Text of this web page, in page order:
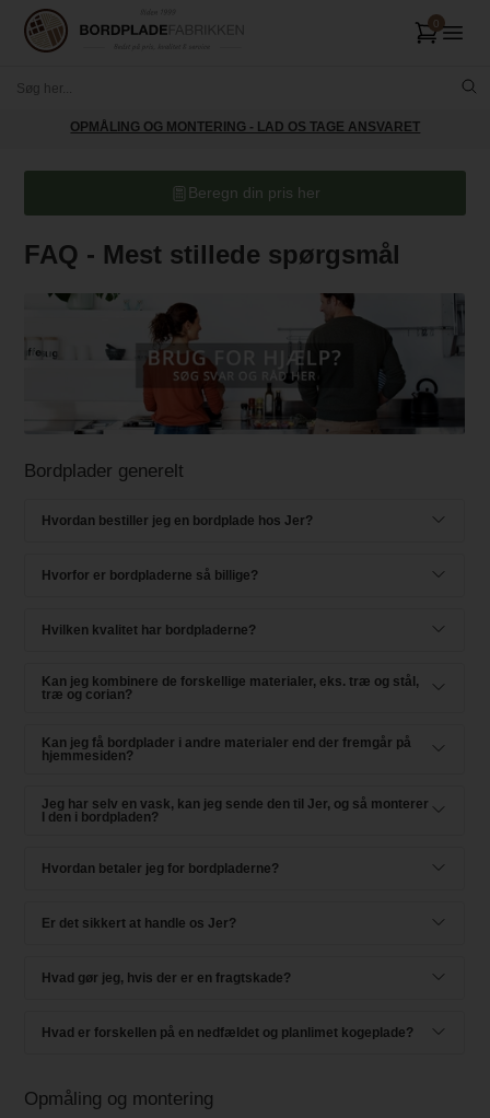
OPMÅLING OG MONTERING - LAD OS TAGE ANSVARET
Beregn din pris her
FAQ - Mest stillede spørgsmål
Bordplader generelt
Hvordan bestiller jeg en bordplade hos Jer?
Hvorfor er bordpladerne så billige?
Hvilken kvalitet har bordpladerne?
Kan jeg kombinere de forskellige materialer, eks. træ og stål,
træ og corian?
Kan jeg få bordplader i andre materialer end der fremgår på
hjemmesiden?
Jeg har selv en vask, kan jeg sende den til Jer, og så monterer
I den i bordpladen?
Hvordan betaler jeg for bordpladerne?
Er det sikkert at handle os Jer?
Hvad gør jeg, hvis der er en fragtskade?
Hvad er forskellen på en nedfældet og planlimet kogeplade?
Opmåling og montering